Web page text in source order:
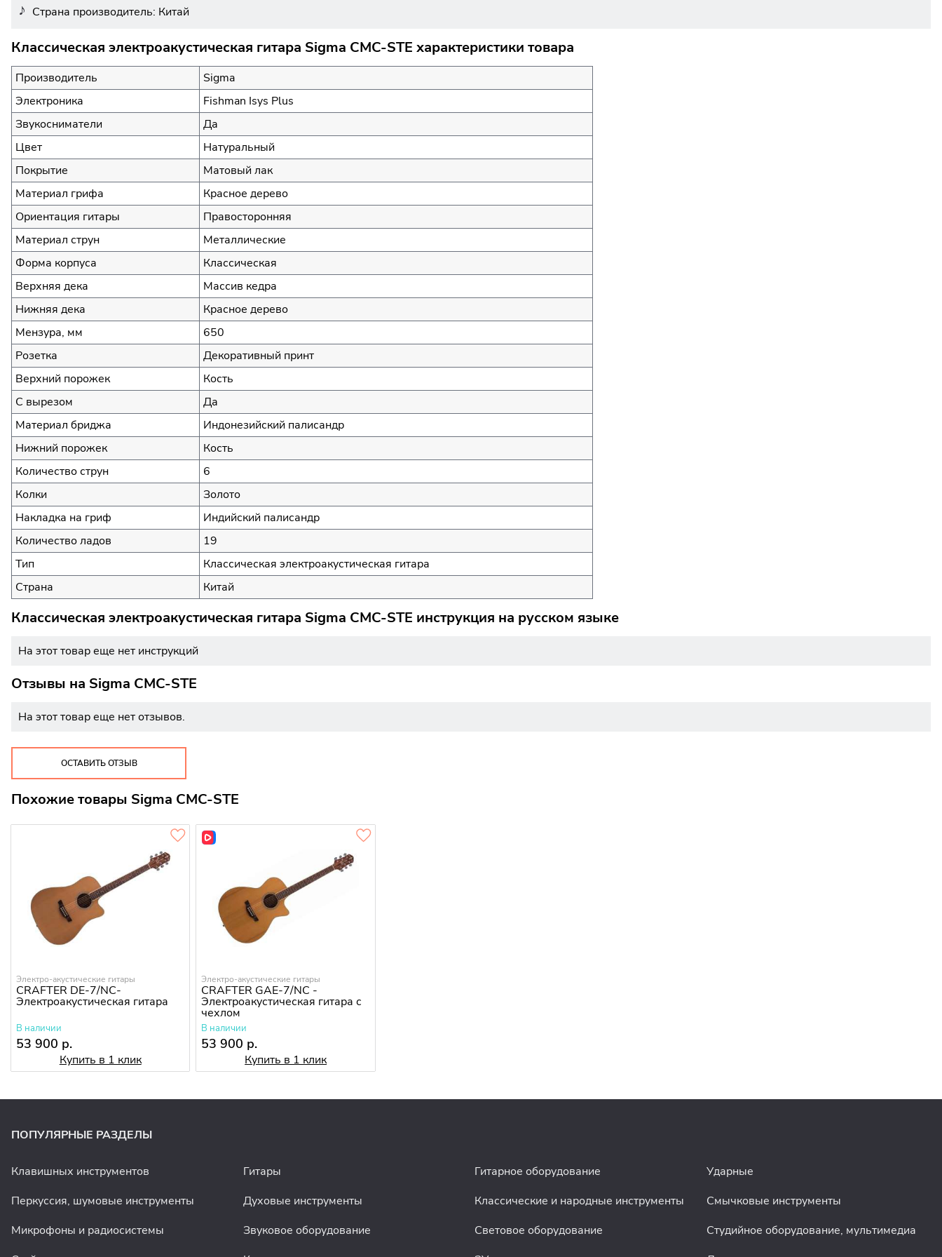
Страна производитель: Китай
Классическая электроакустическая гитара Sigma CMC-STE характеристики товара
Производитель
Sigma
Электроника
Fishman Isys Plus
Звукосниматели
Да
Цвет
Натуральный
Покрытие
Матовый лак
Материал грифа
Красное дерево
Ориентация гитары
Правосторонняя
Материал струн
Металлические
Форма корпуса
Классическая
Верхняя дека
Массив кедра
Нижняя дека
Красное дерево
Мензура, мм
650
Розетка
Декоративный принт
Верхний порожек
Кость
С вырезом
Да
Материал бриджа
Индонезийский палисандр
Нижний порожек
Кость
Количество струн
6
Колки
Золото
Накладка на гриф
Индийский палисандр
Количество ладов
19
Тип
Классическая электроакустическая гитара
Страна
Китай
Классическая электроакустическая гитара Sigma CMC-STE инструкция на русском языке
На этот товар еще нет инструкций
Отзывы на Sigma CMC-STE
На этот товар еще нет отзывов.
ОСТАВИТЬ ОТЗЫВ
Похожие товары Sigma CMC-STE
Электро-акустические гитары
CRAFTER DE-7/NС-
Электроакустическая гитара
В наличии
53 900 р.
Купить в 1 клик
Электро-акустические гитары
CRAFTER GAE-7/NC -
Электроакустическая гитара с
чехлом
В наличии
53 900 р.
Купить в 1 клик
ПОПУЛЯРНЫЕ РАЗДЕЛЫ
Клавишных инструментов Гитары Гитарное оборудование
Ударные
Перкуссия, шумовые инструменты
Духовые инструменты Классические и народные инструменты
Смычковые инструменты
Микрофоны и радиосистемы
Звуковое оборудование Световое оборудование
Студийное оборудование, мультимедиа